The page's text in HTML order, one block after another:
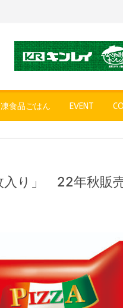
食品ごはん EVENT
入り」 22年秋販売